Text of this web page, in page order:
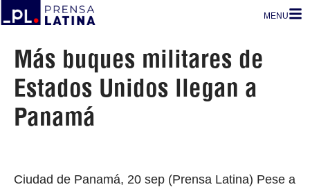
MENU
Más buques militares de
Estados Unidos llegan a
Panamá
Ciudad de Panamá, 20 sep (Prensa Latina) Pese a